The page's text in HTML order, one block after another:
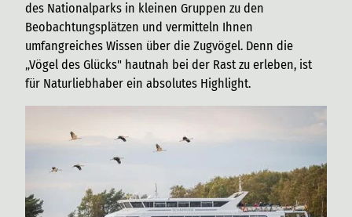
des Nationalparks in kleinen Gruppen zu den
Beobachtungsplätzen und vermitteln Ihnen
umfangreiches Wissen über die Zugvögel. Denn die
„Vögel des Glücks" hautnah bei der Rast zu erleben, ist
für Naturliebhaber ein absolutes Highlight.